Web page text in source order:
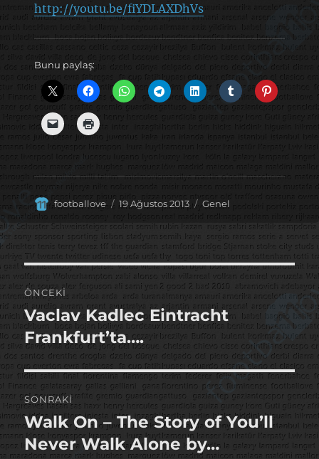
http://youtu.be/fiYDLAXDhVs
Bunu paylaş:
Yazar
footballove
Yayın
19 Ağustos 2013 Kategoriler
Genel
Yazı
gezinmesi
ÖNCEKI
Önceki
yazı:
Vaclav Kadlec Eintracht
Frankfurt’ta….
SONRAKI
Sonraki
yazı:
Walk On – The Story of You’ll
Never Walk Alone by…